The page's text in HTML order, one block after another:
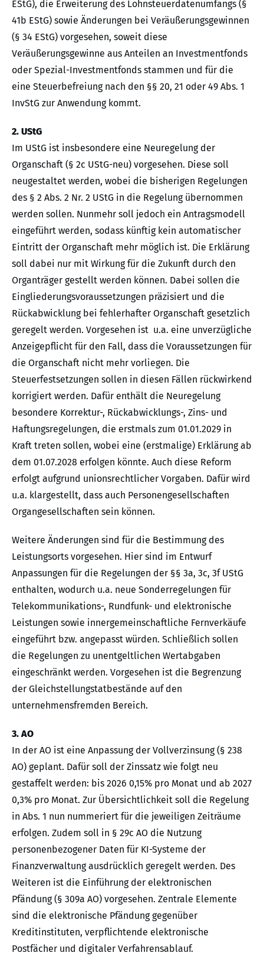
EStG), die Erweiterung des Lohnsteuerdatenumfangs (§
41b EStG) sowie Änderungen bei Veräußerungsgewinnen
(§ 34 EStG) vorgesehen, soweit diese
Veräußerungsgewinne aus Anteilen an Investmentfonds
oder Spezial-Investmentfonds stammen und für die
eine Steuerbefreiung nach den §§ 20, 21 oder 49 Abs. 1
InvStG zur Anwendung kommt.
2. UStG
Im UStG ist insbesondere eine Neuregelung der
Organschaft (§ 2c UStG-neu) vorgesehen. Diese soll
neugestaltet werden, wobei die bisherigen Regelungen
des § 2 Abs. 2 Nr. 2 UStG in die Regelung übernommen
werden sollen. Nunmehr soll jedoch ein Antragsmodell
eingeführt werden, sodass künftig kein automatischer
Eintritt der Organschaft mehr möglich ist. Die Erklärung
soll dabei nur mit Wirkung für die Zukunft durch den
Organträger gestellt werden können. Dabei sollen die
Eingliederungsvoraussetzungen präzisiert und die
Rückabwicklung bei fehlerhafter Organschaft gesetzlich
geregelt werden. Vorgesehen ist u.a. eine unverzügliche
Anzeigepflicht für den Fall, dass die Voraussetzungen für
die Organschaft nicht mehr vorliegen. Die
Steuerfestsetzungen sollen in diesen Fällen rückwirkend
korrigiert werden. Dafür enthält die Neuregelung
besondere Korrektur-, Rückabwicklungs-, Zins- und
Haftungsregelungen, die erstmals zum 01.01.2029 in
Kraft treten sollen, wobei eine (erstmalige) Erklärung ab
dem 01.07.2028 erfolgen könnte. Auch diese Reform
erfolgt aufgrund unionsrechtlicher Vorgaben. Dafür wird
u.a. klargestellt, dass auch Personengesellschaften
Organgesellschaften sein können.
Weitere Änderungen sind für die Bestimmung des
Leistungsorts vorgesehen. Hier sind im Entwurf
Anpassungen für die Regelungen der §§ 3a, 3c, 3f UStG
enthalten, wodurch u.a. neue Sonderregelungen für
Telekommunikations-, Rundfunk- und elektronische
Leistungen sowie innergemeinschaftliche Fernverkäufe
eingeführt bzw. angepasst würden. Schließlich sollen
die Regelungen zu unentgeltlichen Wertabgaben
eingeschränkt werden. Vorgesehen ist die Begrenzung
der Gleichstellungstatbestände auf den
unternehmensfremden Bereich.
3. AO
In der AO ist eine Anpassung der Vollverzinsung (§ 238
AO) geplant. Dafür soll der Zinssatz wie folgt neu
gestaffelt werden: bis 2026 0,15% pro Monat und ab 2027
0,3% pro Monat. Zur Übersichtlichkeit soll die Regelung
in Abs. 1 nun nummeriert für die jeweiligen Zeiträume
erfolgen. Zudem soll in § 29c AO die Nutzung
personenbezogener Daten für KI-Systeme der
Finanzverwaltung ausdrücklich geregelt werden. Des
Weiteren ist die Einführung der elektronischen
Pfändung (§ 309a AO) vorgesehen. Zentrale Elemente
sind die elektronische Pfändung gegenüber
Kreditinstituten, verpflichtende elektronische
Postfächer und digitaler Verfahrensablauf.